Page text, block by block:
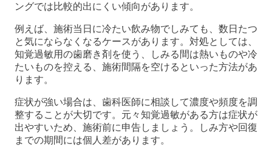
ングでは比較的出にくい傾向があります。
例えば、施術当日に冷たい飲み物でしみても、数日たつ
と気にならなくなるケースがあります。対処としては、
知覚過敏用の歯磨き剤を使う、しみる間は熱いものや冷
たいものを控える、施術間隔を空けるといった方法があ
ります。
症状が強い場合は、歯科医師に相談して濃度や頻度を調
整することが大切です。元々知覚過敏がある方は症状が
出やすいため、施術前に申告しましょう。しみ方や回復
までの期間には個人差があります。